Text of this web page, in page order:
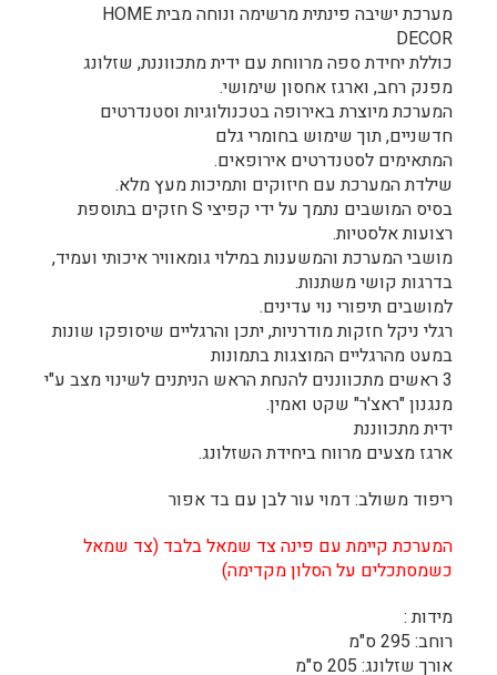
מערכת ישיבה פינתית מרשימה ונוחה מבית HOME
DECOR
כוללת יחידת ספה מרווחת עם ידית מתכווננת, שזלונג
מפנק רחב, וארגז אחסון שימושי.
המערכת מיוצרת באירופה בטכנולוגיות וסטנדרטים
חדשניים, תוך שימוש בחומרי גלם
המתאימים לסטנדרטים אירופאים.
שילדת המערכת עם חיזוקים ותמיכות מעץ מלא.
בסיס המושבים נתמך על ידי קפיצי S חזקים בתוספת
רצועות אלסטיות.
מושבי המערכת והמשענות במילוי גומאוויר איכותי ועמיד,
בדרגות קושי משתנות.
למושבים תיפורי נוי עדינים.
רגלי ניקל חזקות מודרניות, יתכן והרגליים שיסופקו שונות
במעט מהרגליים המוצגות בתמונות
3 ראשים מתכווננים להנחת הראש הניתנים לשינוי מצב ע"י
מנגנון "ראצ'ר" שקט ואמין.
ידית מתכווננת
ארגז מצעים מרווח ביחידת השזלונג.
ריפוד משולב: דמוי עור לבן עם בד אפור
המערכת קיימת עם פינה צד שמאל בלבד (צד שמאל
כשמסתכלים על הסלון מקדימה)
מידות :
רוחב: 295 ס"מ
אורך שזלונג: 205 ס"מ